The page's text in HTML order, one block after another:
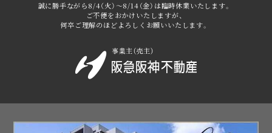
誠に勝手ながら8/4（火）～8/14（金）は臨時休業いたします。
ご不便をおかけいたしますが、
何卒ご理解のほどよろしくお願いいたします。